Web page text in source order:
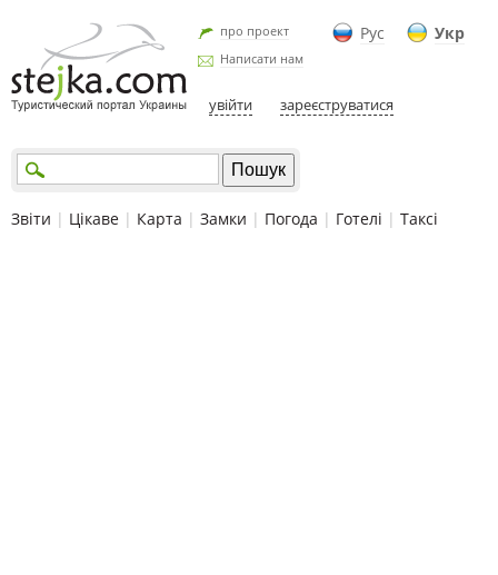
Рус Укр
про проект
Написати нам
увійти зареєструватися
Звіти | Цікаве | Карта | Замки | Погода | Готелі | Таксі